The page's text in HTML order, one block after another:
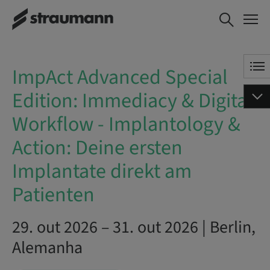
ImpAct Advanced Special
Edition: Immediacy &
Deine ersten Implantate
direkt am Patienten
AGENDE AGORA
ImpAct Advanced Special
Edition: Immediacy & Digital
Workflow - Implantology &
Action: Deine ersten
Implantate direkt am
Patienten
29. out 2026 – 31. out 2026 | Berlin,
Alemanha